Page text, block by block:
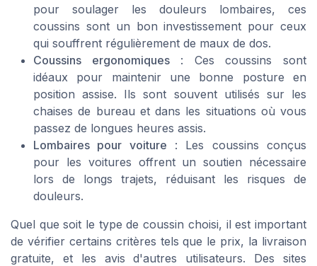
pour soulager les douleurs lombaires, ces
coussins sont un bon investissement pour ceux
qui souffrent régulièrement de maux de dos.
Coussins ergonomiques: Ces coussins sont
idéaux pour maintenir une bonne posture en
position assise. Ils sont souvent utilisés sur les
chaises de bureau et dans les situations où vous
passez de longues heures assis.
Lombaires pour voiture : Les coussins conçus
pour les voitures offrent un soutien nécessaire
lors de longs trajets, réduisant les risques de
douleurs.
Quel que soit le type de coussin choisi, il est important
de vérifier certains critères tels que le prix, la livraison
gratuite, et les avis d'autres utilisateurs. Des sites